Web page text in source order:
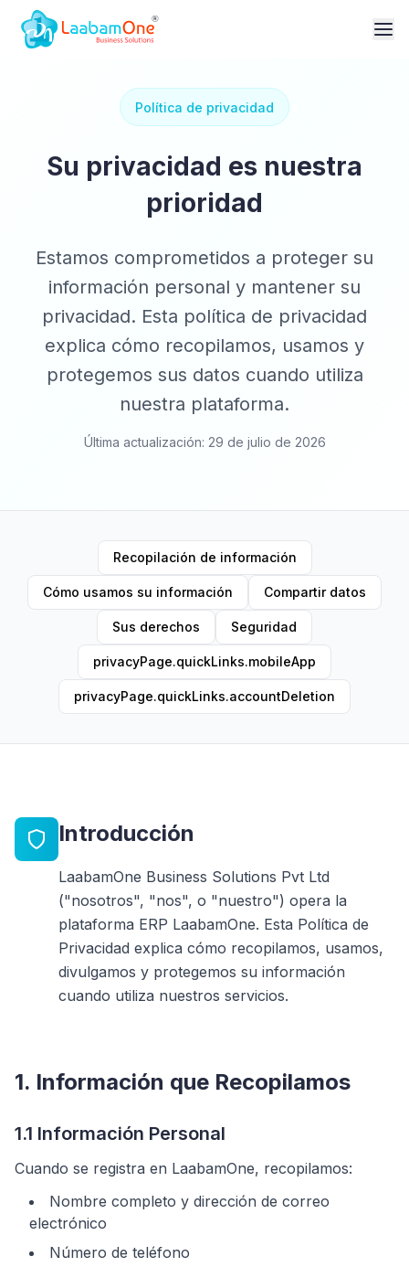
Política de privacidad
Su privacidad es nuestra
prioridad
Estamos comprometidos a proteger su
información personal y mantener su
privacidad. Esta política de privacidad
explica cómo recopilamos, usamos y
protegemos sus datos cuando utiliza
nuestra plataforma.
Última actualización: 29 de julio de 2026
Recopilación de información
Cómo usamos su información Compartir datos
Sus derechos Seguridad
privacyPage.quickLinks.mobileApp
privacyPage.quickLinks.accountDeletion
Introducción
LaabamOne Business Solutions Pvt Ltd
("nosotros", "nos", o "nuestro") opera la
plataforma ERP LaabamOne. Esta Política de
Privacidad explica cómo recopilamos, usamos,
divulgamos y protegemos su información
cuando utiliza nuestros servicios.
1. Información que Recopilamos
1.1 Información Personal
Cuando se registra en LaabamOne, recopilamos:
Nombre completo y dirección de correo
electrónico
Número de teléfono